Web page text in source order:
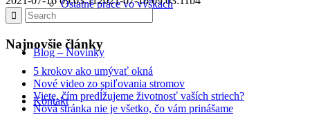
Ostatné práce vo výškach
Blog – Novinky
Kontakt
Najnovšie články
5 krokov ako umývať okná
Nové video zo spiľovania stromov
Viete, čím predĺžujeme životnosť vaších striech?
Nová stránka nie je všetko, čo vám prinášame